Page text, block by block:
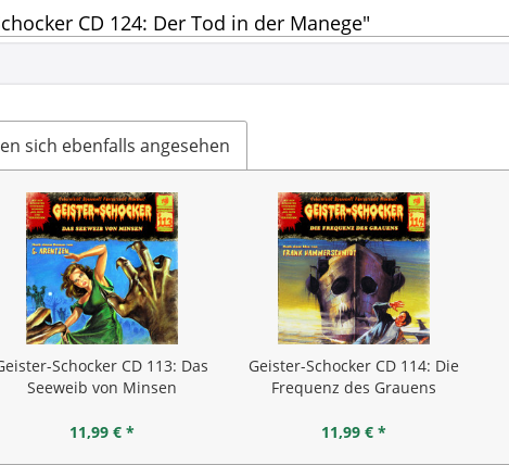
CD 124: Der Tod in der Manege"
sich ebenfalls angesehen
Schocker CD 113: Das
Seeweib von Minsen
11,99 € *
Geister-Schocker CD 114: Die
Frequenz des Grauens
11,99 € *